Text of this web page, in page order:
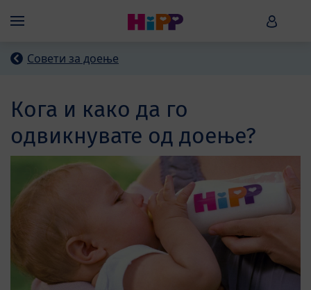
Menü HiPP
Совети за доење
Кога и како да го
одвикнувате од доење?